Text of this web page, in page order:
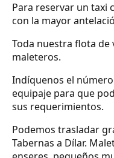
Para reservar un taxi
con la mayor
Toda nuestra flota de
maleteros.
Indíquenos el
equipaje para que
sus requerimientos.
Podemos trasladar
Tabernas a Dílar.